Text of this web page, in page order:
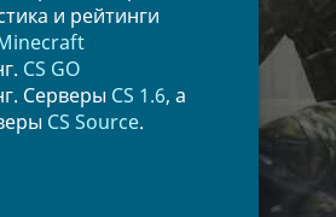
и рейтинги
CS GO
Серверы CS 1.6, а
CS Source.